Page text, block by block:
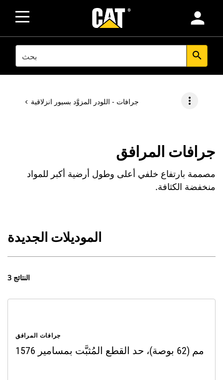
person
SEARCH search
جرافات - اللودر المزوَّد بسيور انزلاقية more_vert
جرافات المرافق
مصممة بارتفاع خلفي أعلى وطول أرضية أكبر للمواد
منخفضة الكثافة.
الموديلات الجديدة
3 النتائج
جرافات المرافق
1576 مم (62 بوصة)، حد القطع المُثبَّت بمسامير